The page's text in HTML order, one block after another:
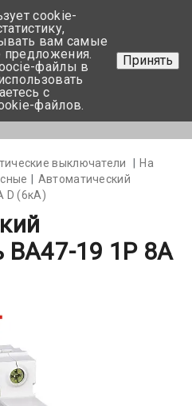
+375 17-350-99-56
+375 44-752-82-08
Задать вопрос
выключатели
На
Автоматический
D (6кА)
19 1P 8А
cookie-
вам самые
файлы в
с
файлов.
Принять